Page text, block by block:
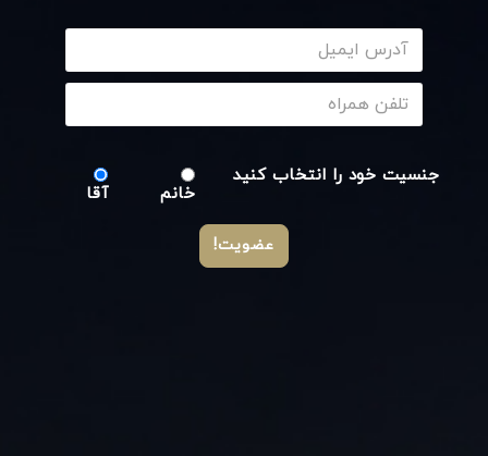
جنسیت خود را انتخاب کنید
خانم
آقا
عضویت!